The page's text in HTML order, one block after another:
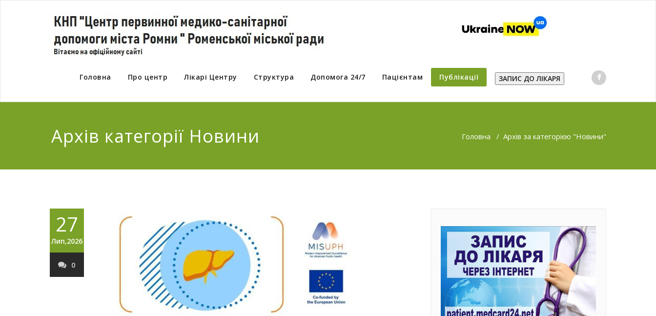
Головна Про центр Лікарі Центру Структура Допомога 24/7 Пацієнтам Публікації ЗАПИС ДО ЛІКАРЯ
Архів категорії Новини Головна / Архів за категорією "Новини"
27
Лип,2026
0